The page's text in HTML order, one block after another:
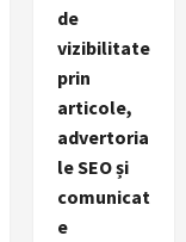
de
vizibilitate
prin
articole,
advertoria
le SEO și
comunicat
e